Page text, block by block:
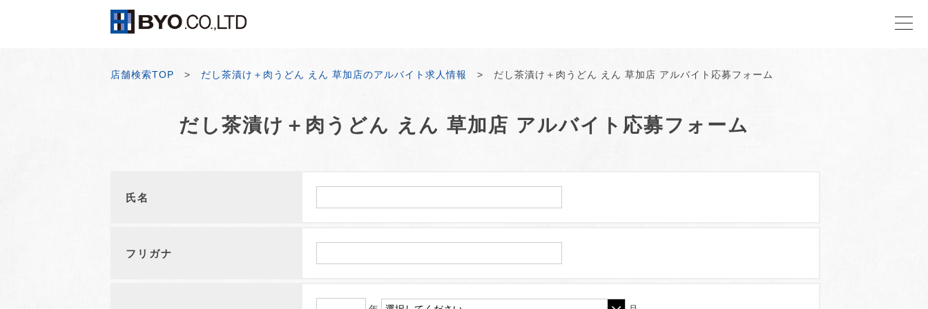
店舗検索TOP > だし茶漬け＋肉うどん えん 草加店のアルバイト求人情報 > だし茶漬け＋肉うどん えん 草加店 アルバイト応募フォーム
だし茶漬け＋肉うどん えん 草加店 アルバイト応募フォーム
氏名
フリガナ